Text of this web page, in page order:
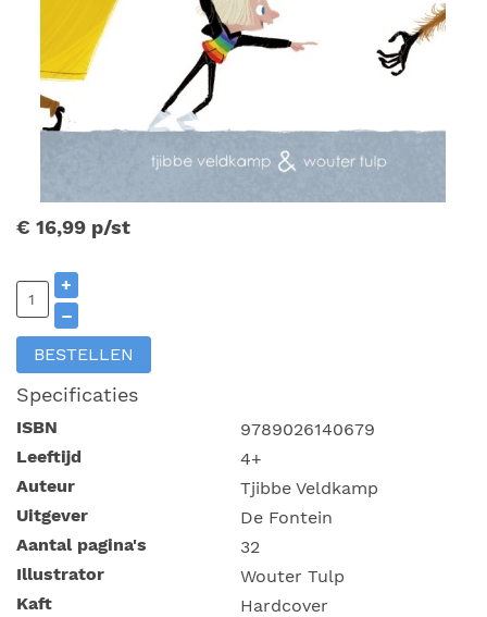
€ 16,99 p/st
+
–
BESTELLEN
Specificaties
ISBN
9789026140679
Leeftijd
4+
Auteur
Tjibbe Veldkamp
Uitgever
De Fontein
Aantal pagina's
32
Illustrator
Wouter Tulp
Kaft
Hardcover